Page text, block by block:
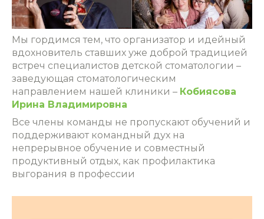
Мы гордимся тем, что организатор и идейный
вдохновитель ставших уже доброй традицией
встреч специалистов детской стоматологии –
заведующая стоматологическим
направлением нашей клиники – Кобиясова
Ирина Владимировна
Все члены команды не пропускают обучений и
поддерживают командный дух на
непрерывное обучение и совместный
продуктивный отдых, как профилактика
выгорания в профессии